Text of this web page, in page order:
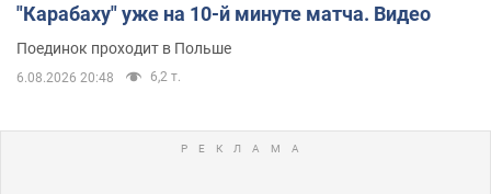
"Карабаху" уже на 10-й минуте матча. Видео
Поединок проходит в Польше
6.08.2026 20:48 6,2 т.